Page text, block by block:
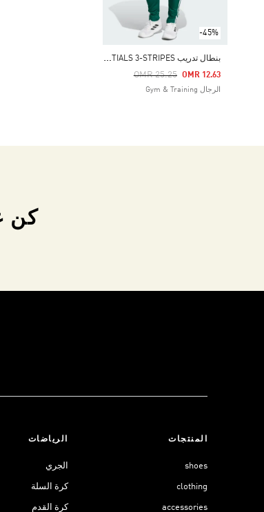
-45%
ب
نطال تدريب TRAIN ESSENTIALS 3-STRIPES
Price Reduced From
OMR 25.25
To OMR 12.63
الرجال Gym & Training
كن
المنتجات
shoes
clothing
accessories
الرياضات
الجري
كرة السلة
كرة القدم